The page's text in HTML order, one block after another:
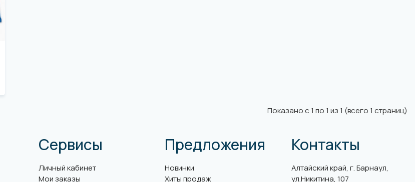
Показано с 1 по 1 из 1 (всего 1 страниц)
Сервисы
Личный кабинет
Мои заказы
Предложения
Новинки
Хиты продаж
Контакты
Алтайский край, г. Барнаул,
ул.Никитина, 107